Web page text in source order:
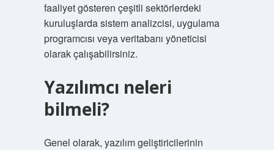
faaliyet gösteren çeşitli sektörlerdeki
kuruluşlarda sistem analizcisi, uygulama
programcısı veya veritabanı yöneticisi
olarak çalışabilirsiniz.
Yazılımcı neleri
bilmeli?
Genel olarak, yazılım geliştiricilerinin